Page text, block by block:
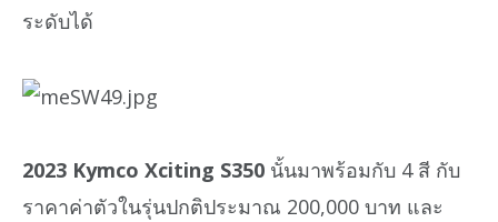
ระดับได้
2023 Kymco Xciting S350 นั้นมาพร้อมกับ 4 สี กับ
ราคาค่าตัวในรุ่นปกติประมาณ 200,000 บาท และ